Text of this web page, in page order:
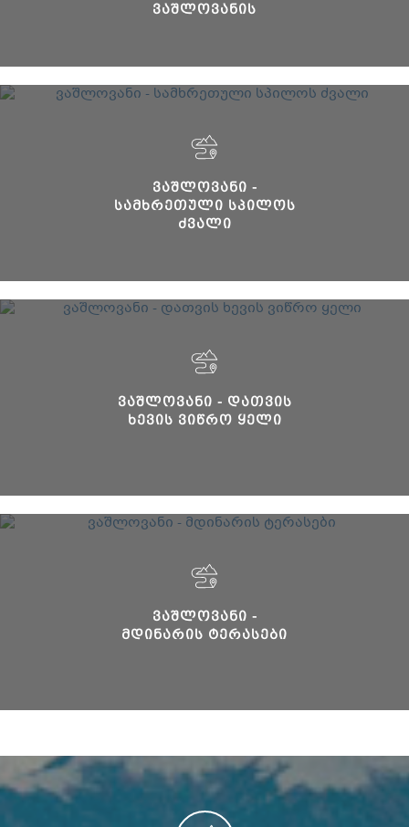
ᲕᲐᲨᲚᲝᲕᲐᲜᲘᲡ
ᲕᲐᲨᲚᲝᲕᲐᲜᲘ -
ᲡᲐᲛᲮᲠᲔᲗᲣᲚᲘ ᲡᲞᲘᲚᲝᲡ
ᲫᲕᲐᲚᲘ
ᲕᲐᲨᲚᲝᲕᲐᲜᲘ - ᲓᲐᲗᲕᲘᲡ
ᲮᲔᲕᲘᲡ ᲕᲘᲬᲠᲝ ᲧᲔᲚᲘ
ᲕᲐᲨᲚᲝᲕᲐᲜᲘ -
ᲛᲓᲘᲜᲐᲠᲘᲡ ᲢᲔᲠᲐᲡᲔᲑᲘ